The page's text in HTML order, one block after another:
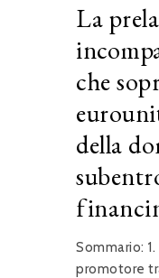
La
che
della
Sommario:
promotore